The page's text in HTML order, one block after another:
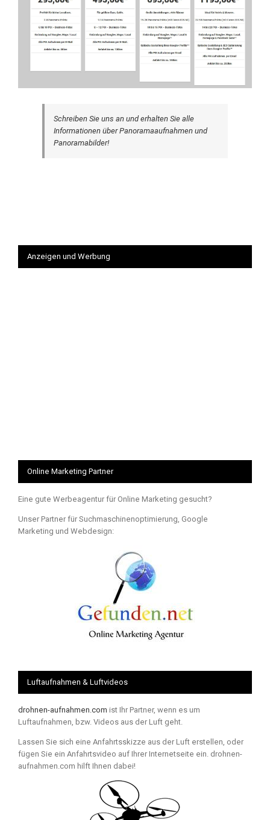
Schreiben Sie uns an und erhalten Sie alle
Informationen über Panoramaaufnahmen und
Panoramabilder!
Anzeigen und Werbung
Online Marketing Partner
Eine gute Werbeagentur für Online Marketing gesucht?
Unser Partner für Suchmaschinenoptimierung, Google
Marketing und Webdesign:
Luftaufnahmen & Luftvideos
drohnen-aufnahmen.com ist Ihr Partner, wenn es um
Luftaufnahmen, bzw. Videos aus der Luft geht.
Lassen Sie sich eine Anfahrtsskizze aus der Luft erstellen, oder
fügen Sie ein Anfahrtsvideo auf Ihrer Internetseite ein. drohnen-
aufnahmen.com hilft Ihnen dabei!